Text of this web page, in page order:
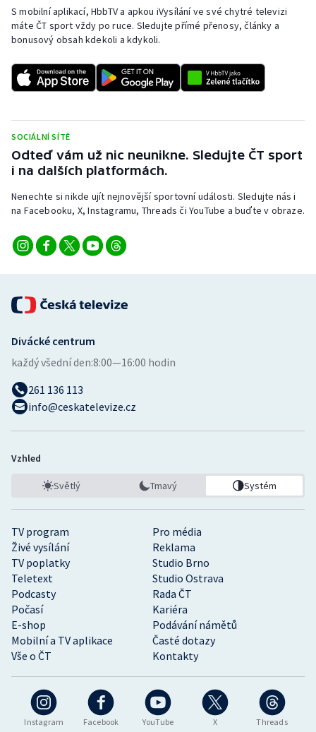
Rychlostní kanoistika
Short track
Sportovní střelba
Triatlon
Veslování
Vodní slalom
Volejbal
S mobilní aplikací, HbbTV a apkou iVysílání ve své chytré televizi
máte ČT sport vždy po ruce. Sledujte přímé přenosy, články a
bonusový obsah kdekoli a kdykoli.
SOCIÁLNÍ SÍTĚ
Odteď vám už nic neunikne. Sledujte ČT sport
i na dalších platformách.
Nenechte si nikde ujít nejnovější sportovní události. Sledujte nás i
na Facebooku, X, Instagramu, Threads či YouTube a buďte v obraze.
Instagram Facebook YouTube X Threads
TV program
Pro média
Živé vysílání
Reklama
TV poplatky
Studio Brno
Teletext
Studio Ostrava
Podcasty
Rada ČT
Počasí
Kariéra
E-shop
Podávání námětů
Mobilní a TV aplikace
Časté dotazy
Vše o ČT
Kontakty
Divácké centrum
každý všední den:8:00—16:00 hodin
261 136 113
info@ceskatelevize.cz
Vzhled
Světlý Tmavý Systém